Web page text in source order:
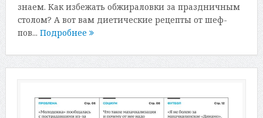
знаем. Как избежать обжираловки за праздничным
столом? А вот вам диетические рецепты от шеф-
пов... Подробнее